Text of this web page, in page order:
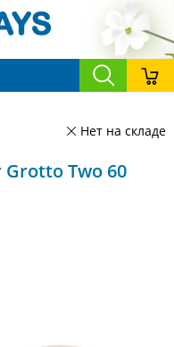
Нет на складе
Two 60